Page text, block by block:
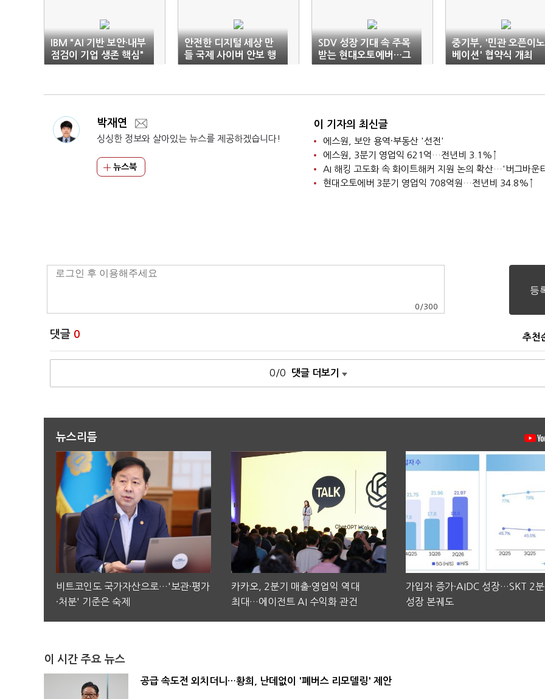
IBM "AI 기반 보안·내부
점검이 기업 생존 핵심"
안전한 디지털 세상 만
들 국제 사이버 안보 행
사 9월8일 개막
SDV 성장 기대 속 주목
받는 현대오토에버…그
룹사 의존 구조는 과제
중기부, '민관 오픈이노
베이션' 협약식 개최
박재연
싱싱한 정보와 살아있는 뉴스를 제공하겠습니다!
뉴스북
이 기자의 최신글
에스원, 보안 용역·부동산 '선전'
에스원, 3분기 영업익 621억…전년비 3.1%↑
현대오토에버 3분기 영업익 708억원…전년비 34.8%↑
0 /300
댓글 0 추천
0/0 댓글 더보기
뉴스리듬
비트코인도 국가자산으로…'보관·평가
·처분' 기준은 숙제
카카오, 2분기 매출·영업익 역대
최대…에이전트 AI 수익화 관건
가입자 증가·AIDC 성장…SKT 2
성장 본궤도
이 시간 주요 뉴스
공급 속도전 외치더니…황희, 난데없이 '폐버스 리모델링' 제안